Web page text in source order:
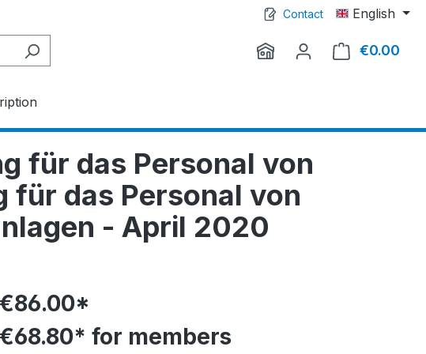
Contact English
€0.00
für das Personal von
für das Personal von
- April 2020
€86.00*
€68.80* for members